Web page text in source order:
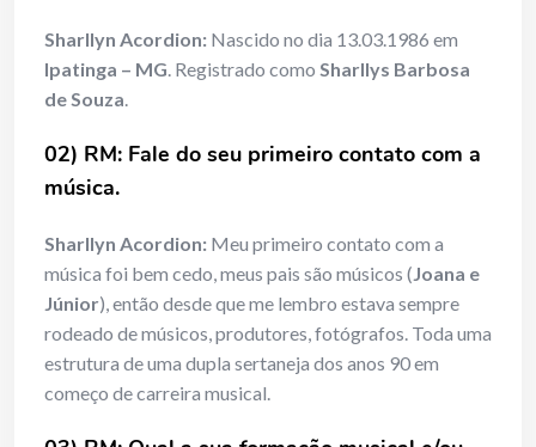
Sharllyn Acordion: Nascido no dia 13.03.1986 em
Ipatinga – MG. Registrado como Sharllys Barbosa
de Souza.
02) RM: Fale do seu primeiro contato com a
música.
Sharllyn Acordion: Meu primeiro contato com a
música foi bem cedo, meus pais são músicos (Joana e
Júnior), então desde que me lembro estava sempre
rodeado de músicos, produtores, fotógrafos. Toda uma
estrutura de uma dupla sertaneja dos anos 90 em
começo de carreira musical.